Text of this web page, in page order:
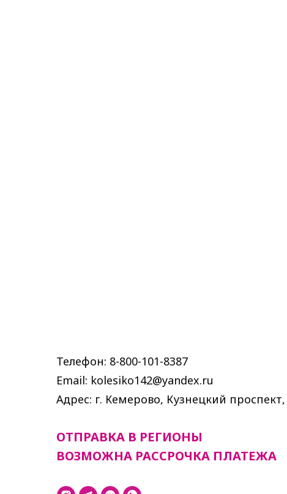
Телефон: 8-800-101-8387
Email: kolesiko142@yandex.ru
Адрес: г. Кемерово, Кузнецкий проспект,
ОТПРАВКА В РЕГИОНЫ
ВОЗМОЖНА РАССРОЧКА ПЛАТЕЖА